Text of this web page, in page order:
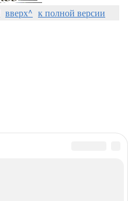
вверх^ к полной версии